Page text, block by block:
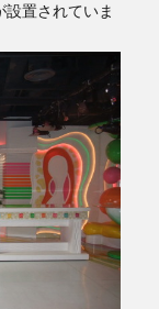
置されていま